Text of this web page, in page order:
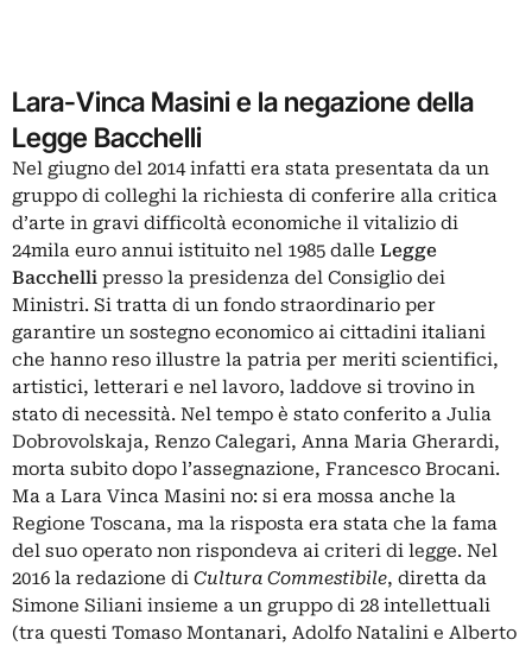
Lara-Vinca Masini e la negazione della
Legge Bacchelli
Nel giugno del 2014 infatti era stata presentata da un
gruppo di colleghi la richiesta di conferire alla critica
d’arte in gravi difficoltà economiche il vitalizio di
24mila euro annui istituito nel 1985 dalle Legge
Bacchelli presso la presidenza del Consiglio dei
Ministri. Si tratta di un fondo straordinario per
garantire un sostegno economico ai cittadini italiani
che hanno reso illustre la patria per meriti scientifici,
artistici, letterari e nel lavoro, laddove si trovino in
stato di necessità. Nel tempo è stato conferito a Julia
Dobrovolskaja, Renzo Calegari, Anna Maria Gherardi,
morta subito dopo l’assegnazione, Francesco Brocani.
Ma a Lara Vinca Masini no: si era mossa anche la
Regione Toscana, ma la risposta era stata che la fama
del suo operato non rispondeva ai criteri di legge. Nel
2016 la redazione di Cultura Commestibile, diretta da
Simone Siliani insieme a un gruppo di 28 intellettuali
(tra questi Tomaso Montanari, Adolfo Natalini e Alberto